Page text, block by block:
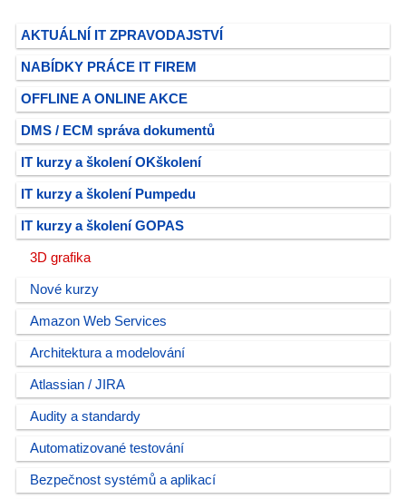
AKTUÁLNÍ IT ZPRAVODAJSTVÍ
NABÍDKY PRÁCE IT FIREM
OFFLINE A ONLINE AKCE
DMS / ECM správa dokumentů
IT kurzy a školení OKškolení
IT kurzy a školení Pumpedu
IT kurzy a školení GOPAS
3D grafika
Nové kurzy
Amazon Web Services
Architektura a modelování
Atlassian / JIRA
Audity a standardy
Automatizované testování
Bezpečnost systémů a aplikací